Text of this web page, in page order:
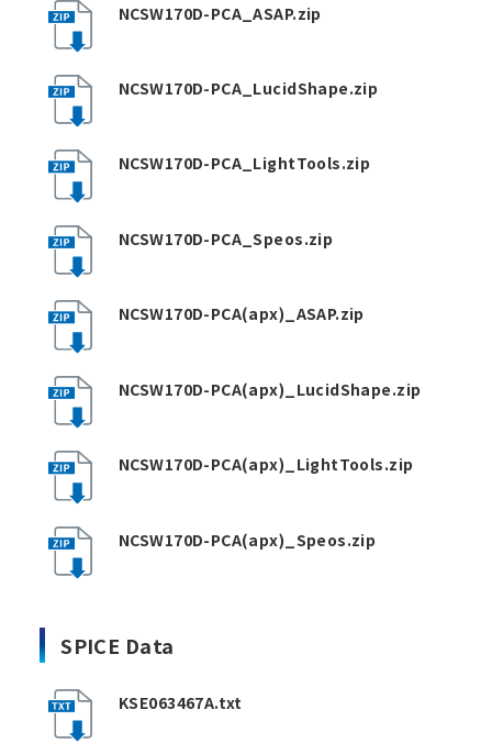
NCSW170D-PCA_ASAP.zip
NCSW170D-PCA_LucidShape.zip
NCSW170D-PCA_LightTools.zip
NCSW170D-PCA_Speos.zip
NCSW170D-PCA(apx)_ASAP.zip
NCSW170D-PCA(apx)_LucidShape.zip
NCSW170D-PCA(apx)_LightTools.zip
NCSW170D-PCA(apx)_Speos.zip
SPICE Data
KSE063467A.txt